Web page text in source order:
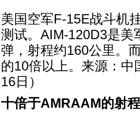
美国空军F-15E战斗机
测试。AIM-120D3是美
弹，射程约160公里。
的10倍以上。来源：
16日）
十倍于AMRAAM的射